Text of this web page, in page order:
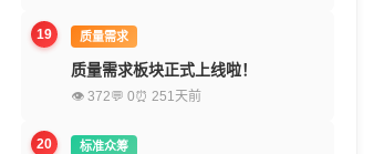
19 质量需求
质量需求板块正式上线啦！
👁 372💬 0⏰ 251天前
20 标准众筹